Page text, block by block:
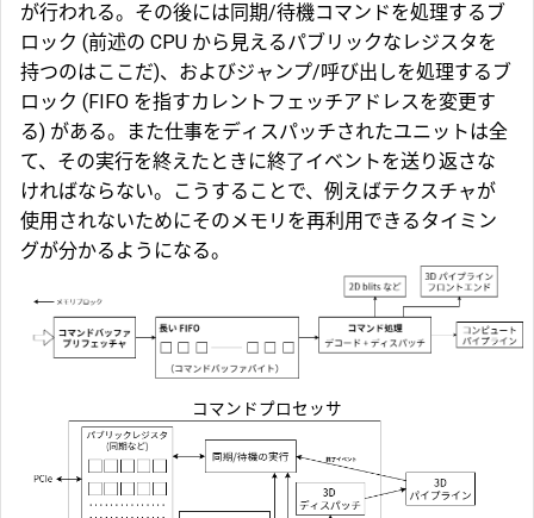
が行われる。その後には同期/待機コマンドを処理するブ
ロック (前述の CPU から見えるパブリックなレジスタを
持つのはここだ)、およびジャンプ/呼び出しを処理するブ
ロック (FIFO を指すカレントフェッチアドレスを変更す
る) がある。また仕事をディスパッチされたユニットは全
て、その実行を終えたときに終了イベントを送り返さな
ければならない。こうすることで、例えばテクスチャが
使用されないためにそのメモリを再利用できるタイミン
グが分かるようになる。
コマンドプロセッサ